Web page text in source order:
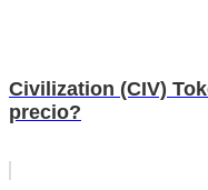
Civilization (CIV)
precio?